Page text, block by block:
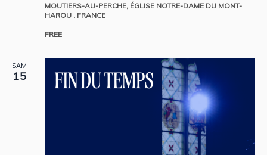
MOUTIERS-AU-PERCHE, ÉGLISE NOTRE-DAME DU MONT-
HAROU , FRANCE
FREE
SAM
15